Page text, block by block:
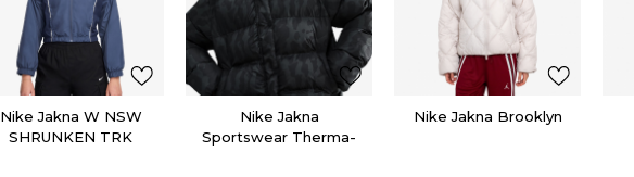
Nike Jakna W NSW
SHRUNKEN TRK
Nike Jakna
Sportswear Therma-
Nike Jakna Brooklyn